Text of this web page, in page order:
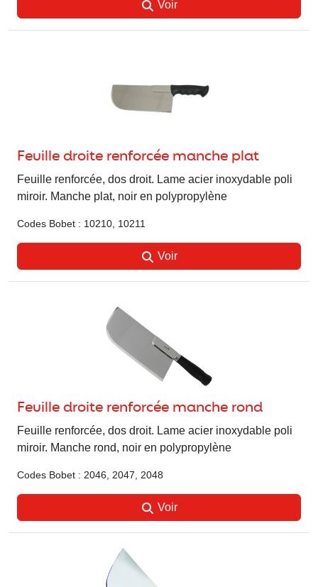
Voir
Feuille droite renforcée manche plat
Feuille renforcée, dos droit. Lame acier inoxydable poli
miroir. Manche plat, noir en polypropylène
Codes Bobet : 10210, 10211
Voir
Feuille droite renforcée manche rond
Feuille renforcée, dos droit. Lame acier inoxydable poli
miroir. Manche rond, noir en polypropylène
Codes Bobet : 2046, 2047, 2048
Voir